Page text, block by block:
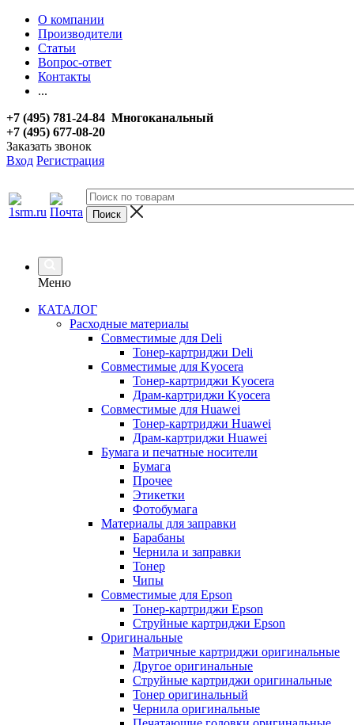
О компании
Производители
Статьи
Вопрос-ответ
Контакты
...
+7 (495) 781-24-84 Многоканальный
+7 (495) 677-08-20
Заказать звонок
Вход Регистрация
Меню
КАТАЛОГ
Расходные материалы
Совместимые для Deli
Тонер-картриджи Deli
Совместимые для Kyocera
Тонер-картриджи Kyocera
Драм-картриджи Kyocera
Совместимые для Huawei
Тонер-картриджи Huawei
Драм-картриджи Huawei
Бумага и печатные носители
Бумага
Прочее
Этикетки
Фотобумага
Материалы для заправки
Барабаны
Чернила и заправки
Тонер
Чипы
Совместимые для Epson
Тонер-картриджи Epson
Струйные картриджи Epson
Оригинальные
Матричные картриджи оригинальные
Другое оригинальные
Струйные картриджи оригинальные
Тонер оригинальный
Чернила оригинальные